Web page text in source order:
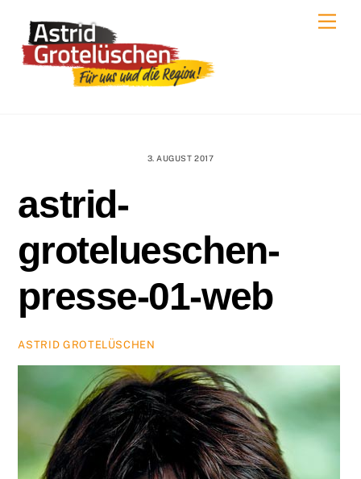
content
3. AUGUST 2017
astrid-
grotelueschen-
presse-01-web
ASTRID GROTELÜSCHEN